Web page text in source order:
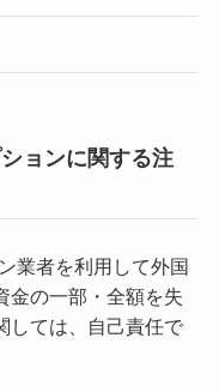
ョンに関する注
業者を利用して外国
金の一部・全額を失
しては、自己責任で